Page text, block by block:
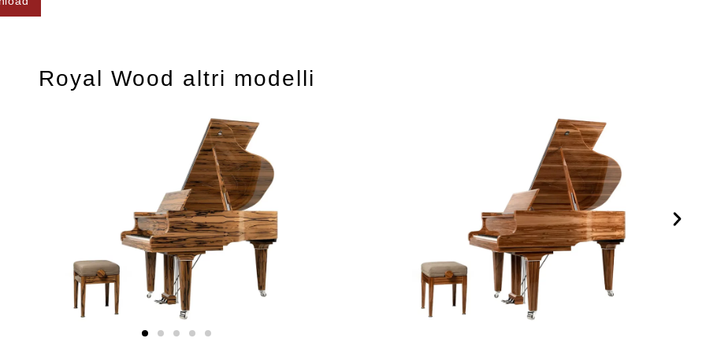
Royal Wood altri modelli